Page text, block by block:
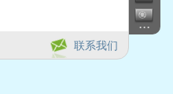
...
联系我们